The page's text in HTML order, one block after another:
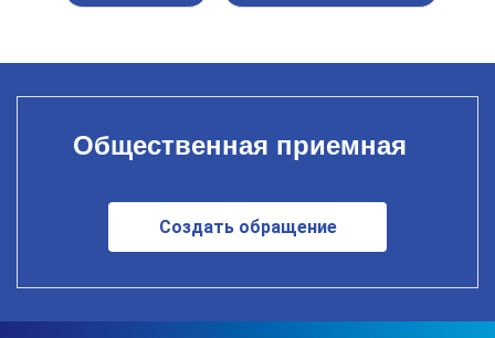
Общественная приемная
Создать обращение